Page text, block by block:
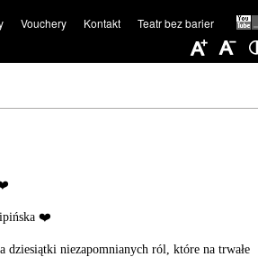
Vouchery Kontakt Teatr bez barier
❤️
dziesiątki niezapomnianych ról, które na trwałe